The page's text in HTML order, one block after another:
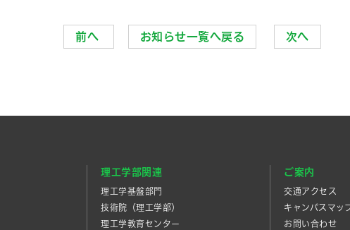
前へ お知らせ一覧へ戻る 次へ
理工学部関連
理工学基盤部門
技術院（理工学部）
理工学教育センター
ご案内
交通アクセス
キャンパスマッ
お問い合わせ